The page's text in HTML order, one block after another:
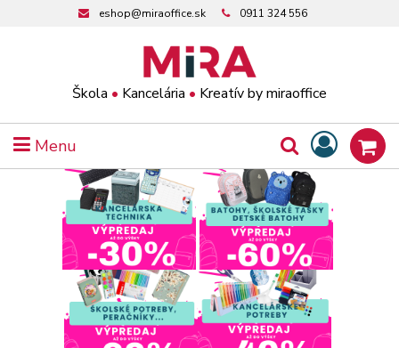
Škola • Kancelária • Kreatív by miraoffice
eshop@miraoffice.sk 0911 324 556
Menu